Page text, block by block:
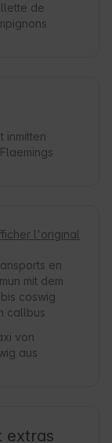
de
inmitten
l'original
en
mit dem
coswig
callbus
von
aus
extras